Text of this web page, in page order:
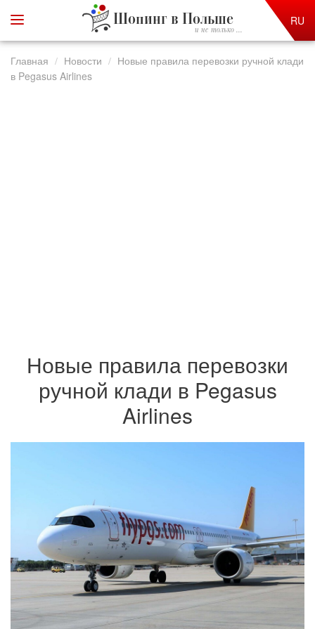
Шопинг в Польше
и не только ...
RU
Главная Новости
Новые правила перевозки ручной клади
в Pegasus Airlines
Новые правила перевозки
ручной клади в Pegasus
Airlines